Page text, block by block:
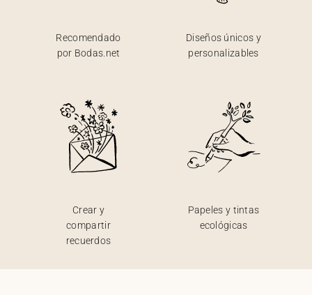
Recomendado
por Bodas.net
Diseños únicos y
personalizables
Crear y
compartir
recuerdos
Papeles y tintas
ecológicas